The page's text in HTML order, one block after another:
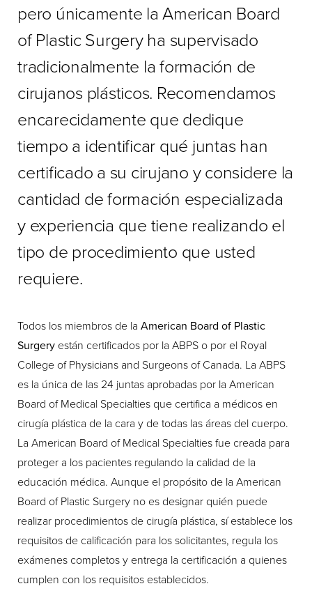
pero únicamente la American Board
of Plastic Surgery ha supervisado
tradicionalmente la formación de
cirujanos plásticos. Recomendamos
encarecidamente que dedique
tiempo a identificar qué juntas han
certificado a su cirujano y considere la
cantidad de formación especializada
y experiencia que tiene realizando el
tipo de procedimiento que usted
requiere.
Todos los miembros de la American Board of Plastic
Surgeryestán certificados por la ABPS o por el Royal
College of Physicians and Surgeons of Canada. La ABPS
es la única de las 24 juntas aprobadas por la American
Board of Medical Specialties que certifica a médicos en
cirugía plástica de la cara y de todas las áreas del cuerpo.
La American Board of Medical Specialties fue creada para
proteger a los pacientes regulando la calidad de la
educación médica. Aunque el propósito de la American
Board of Plastic Surgery no es designar quién puede
realizar procedimientos de cirugía plástica, sí establece los
requisitos de calificación para los solicitantes, regula los
exámenes completos y entrega la certificación a quienes
cumplen con los requisitos establecidos.